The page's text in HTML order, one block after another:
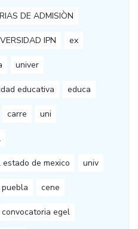
DE ADMISIÒN
IPN ex
univer
educativa educa
carre uni
de mexico univ
cene
convocatoria egel